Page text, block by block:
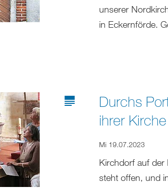
unserer
in Eckernförde.
Durchs
ihrer Kirche
Mi 19.07.2023
Kirchdorf auf der
steht offen, und